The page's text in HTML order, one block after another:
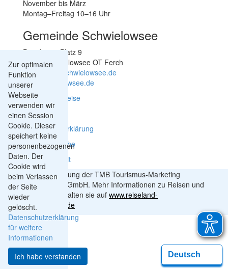
Zur optimalen
Funktion
unserer
Webseite
verwenden wir
einen Session
Cookie. Dieser
speichert keine
personenbezogenen
Daten. Der
Cookie wird
beim Verlassen
der Seite
wieder
gelöscht.
Datenschutzerklärung
für weitere
Informationen
Ich habe verstanden
November bis März
Montag–Freitag 10–16 Uhr
Gemeinde Schwielowsee
Potsdamer Platz 9
14548 Schwielowsee OT Ferch
gemeinde@schwielowsee.de
www.schwielowsee.de
Kontakt & Anreise
Impressum
Datenschutzerklärung
Leichte Sprache
Barrierefreiheit
Mit Unterstützung der TMB Tourismus-Marketing
Brandenburg GmbH. Mehr Informationen zu Reisen und
Ausflügen erhalten sie auf www.reiseland-
brandenburg.de